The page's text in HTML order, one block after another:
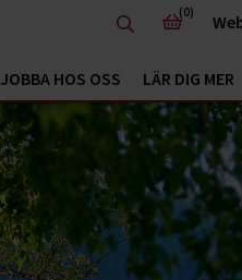
JOBBA HOS OSS LÄR DIG MER
(0)